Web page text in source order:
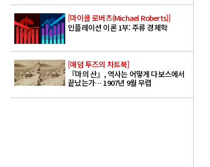
[마이클 로버츠(Michael Roberts)]
인플레이션 이론 1부: 주류 경제학
[애덤 투즈의 차트북]
『마의 산』, 역사는 어떻게 다보스에서
끝났는가… 1907년 9월 무렵